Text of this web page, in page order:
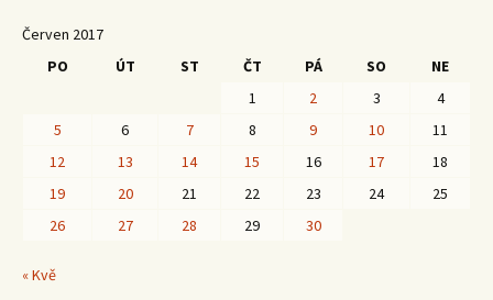
Červen 2017
PO
ÚT ST ČT PÁ SO
NE
1
2 3
4
5
6 7 8 9 10
11
12
13 14 15 16 17
18
19
20 21 22 23 24
25
26
27 28 29 30
« Kvě